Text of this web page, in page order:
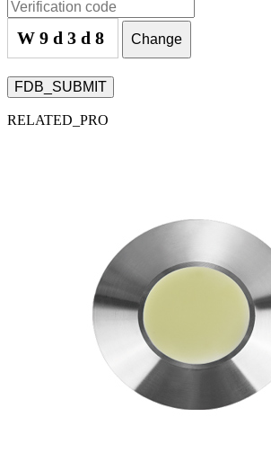
W9d3d8 Change
FDB_SUBMIT
RELATED_PRO